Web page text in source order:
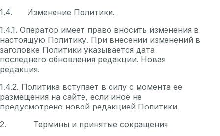
1.4. Изменение Политики.
1.4.1. Оператор имеет право вносить изменения в
настоящую Политику. При внесении изменений в
заголовке Политики указывается дата
последнего обновления редакции. Новая
редакция.
1.4.2. Политика вступает в силу с момента ее
размещения на сайте, если иное не
предусмотрено новой редакцией Политики.
2. Термины и принятые сокращения